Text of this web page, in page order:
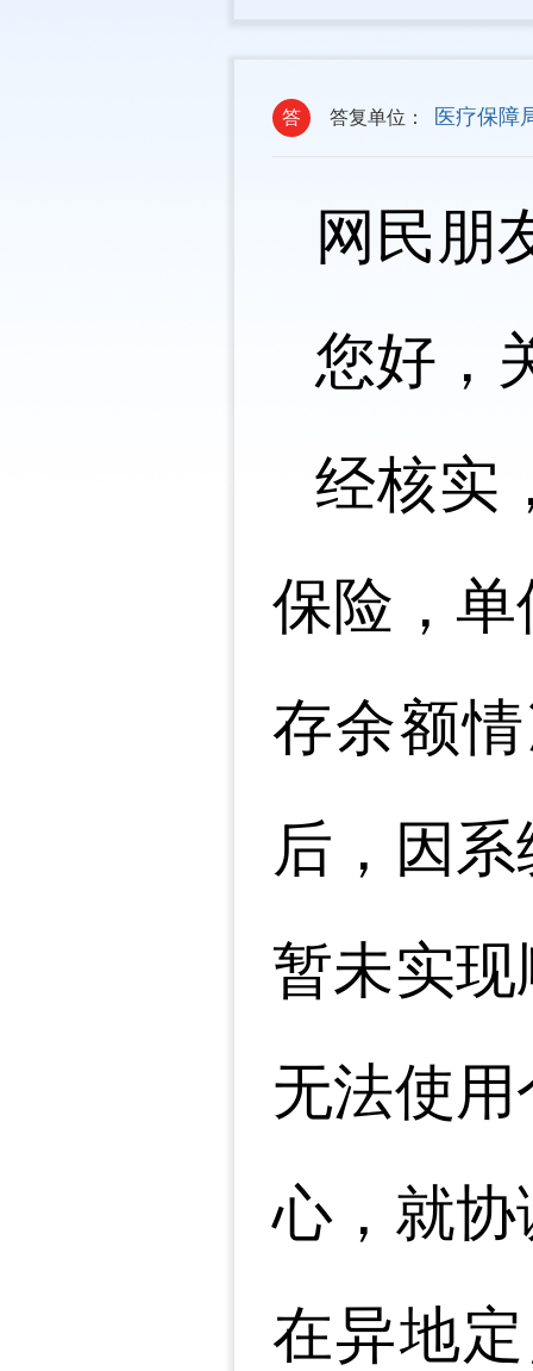
答 答复单位： 医疗保障
网民朋
您好，
经核实
保险，
存余额
后，因
暂未实
无法使
心，就
在异地